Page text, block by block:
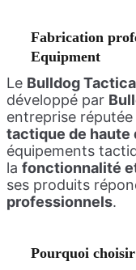
Fabrication
Equipment
Le Bulldog
développé par
entreprise
tactique de haute
équipements
la fonctionnalité
ses produits
professionnels.
Pourquoi